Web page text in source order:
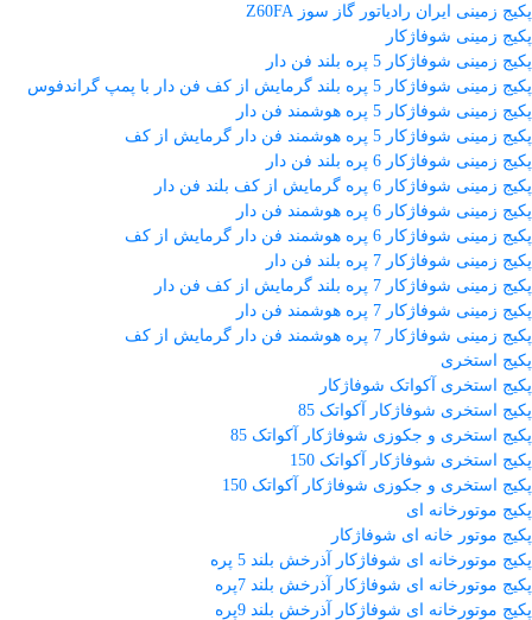
پکیج زمینی ایران رادیاتور گاز سوز Z60FA
پکیج زمینی شوفاژکار
پکیج زمینی شوفاژکار 5 پره بلند فن دار
پکیج زمینی شوفاژکار 5 پره بلند گرمایش از کف فن دار با پمپ گراندفوس
پکیج زمینی شوفاژکار 5 پره هوشمند فن دار
پکیج زمینی شوفاژکار 5 پره هوشمند فن دار گرمایش از کف
پکیج زمینی شوفاژکار 6 پره بلند فن دار
پکیج زمینی شوفاژکار 6 پره گرمایش از کف بلند فن دار
پکیج زمینی شوفاژکار 6 پره هوشمند فن دار
پکیج زمینی شوفاژکار 6 پره هوشمند فن دار گرمایش از کف
پکیج زمینی شوفاژکار 7 پره بلند فن دار
پکیج زمینی شوفاژکار 7 پره بلند گرمایش از کف فن دار
پکیج زمینی شوفاژکار 7 پره هوشمند فن دار
پکیج زمینی شوفاژکار 7 پره هوشمند فن دار گرمایش از کف
پکیج استخری
پکیج استخری آکواتک شوفاژکار
پکیج استخری شوفاژکار آکواتک 85
پکیج استخری و جکوزی شوفاژکار آکواتک 85
پکیج استخری شوفاژکار آکواتک 150
پکیج استخری و جکوزی شوفاژکار آکواتک 150
پکیج موتورخانه ای
پکیج موتور خانه ای شوفاژکار
پکیج موتورخانه ای شوفاژکار آذرخش بلند 5 پره
پکیج موتورخانه ای شوفاژکار آذرخش بلند 7پره
پکیج موتورخانه ای شوفاژکار آذرخش بلند 9پره